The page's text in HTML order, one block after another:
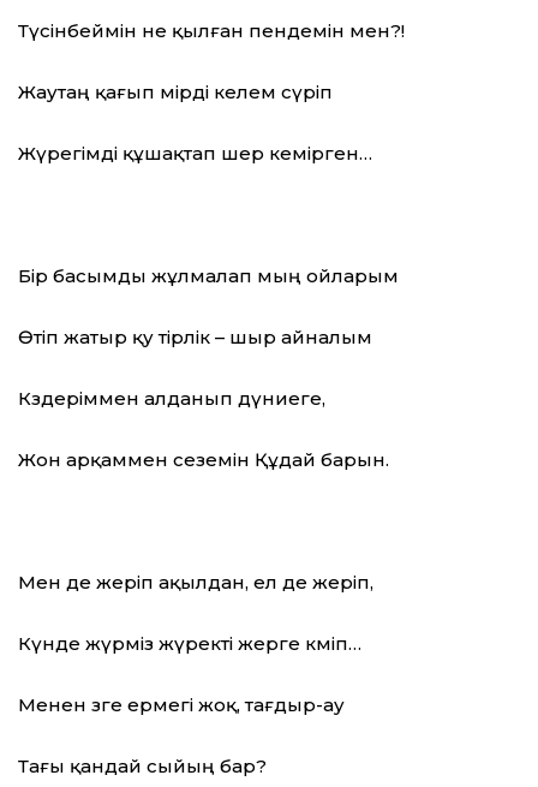
Түсінбеймін не қылған пендемін мен?!
Жаутаң қағып өмірді келем сүріп
Жүрегімді құшақтап шер кемірген…
Бір басымды жұлмалап мың ойларым
Өтіп жатыр қу тірлік – шыр айналым
Көздеріммен алданып дүниеге,
Жон арқаммен сеземін Құдай барын.
Мен де жеріп ақылдан, ел де жеріп,
Күнде жүрміз жүректі жерге көміп…
Менен өзге ермегі жоқ, тағдыр-ау
Тағы қандай сыйың бар?